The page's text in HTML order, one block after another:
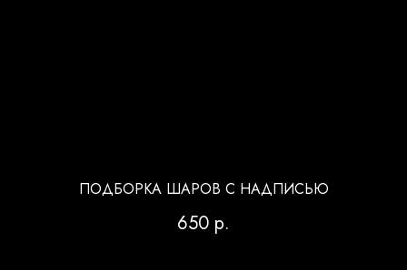
ПОДБОРКА ШАРОВ С НАДПИСЬЮ
650 р.